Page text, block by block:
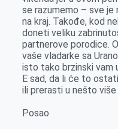
se razumemo – sve je
na kraj. Takođe, kod
doneti veliku
partnerove porodice.
vaše vladarke sa
isto tako brzinski vam
E sad, da li će to
ili prerasti u nešto
Posao